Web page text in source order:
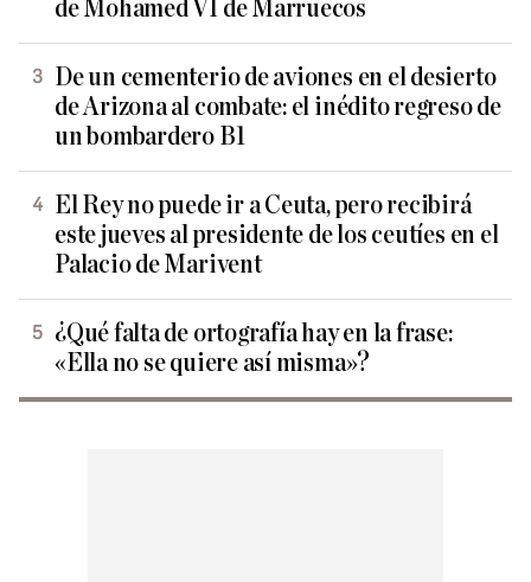
de Mohamed VI de Marruecos
De un cementerio de aviones en el desierto
de Arizona al combate: el inédito regreso de
un bombardero B1
El Rey no puede ir a Ceuta, pero recibirá
este jueves al presidente de los ceutíes en el
Palacio de Marivent
¿Qué falta de ortografía hay en la frase:
«Ella no se quiere así misma»?